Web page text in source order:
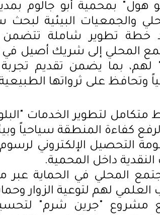
هول" بمحمية أبو جالوم
والجمعيات البيئية
خطة تطوير شاملة
المحلي إلى شريك أصيل في
لهم، بما يضمن تقديم
وتحافظ على ثرواتها
متكامل لتطوير الخدمات
كفاءة المنطقة سياحياً
التحصيل الإلكتروني لرسوم
داخل المحمية.
المحلي في الحماية عبر
العلمي لهم لتوعية الزوار
مشروع "جرين شرم"